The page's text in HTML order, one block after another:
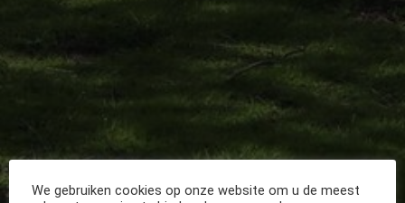
We gebruiken cookies op onze website om u de meest